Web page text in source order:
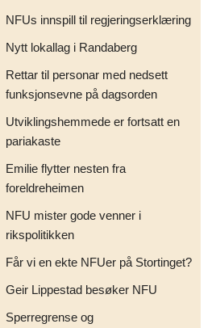
NFUs innspill til regjeringserklæring
Nytt lokallag i Randaberg
Rettar til personar med nedsett
funksjonsevne på dagsorden
Utviklingshemmede er fortsatt en
pariakaste
Emilie flytter nesten fra
foreldreheimen
NFU mister gode venner i
rikspolitikken
Får vi en ekte NFUer på Stortinget?
Geir Lippestad besøker NFU
Sperregrense og